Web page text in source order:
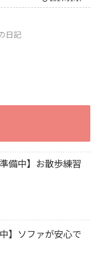
日記
備中】お散歩練習
】ソファが安心で